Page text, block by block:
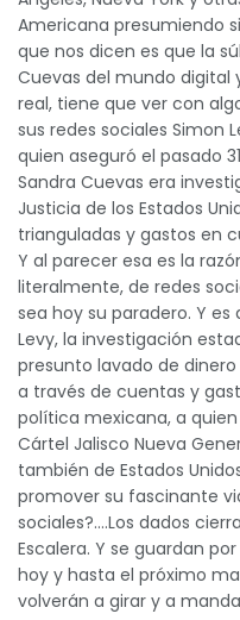
Americana presumiendo
que nos dicen es que la
Cuevas del mundo
real, tiene que ver con
sus redes sociales Simon
quien aseguró el pasado
Sandra Cuevas era
Justicia de los Estados
trianguladas y gastos en
Y al parecer esa es la
literalmente, de redes
sea hoy su paradero. Y
Levy, la investigación
presunto lavado de
a través de cuentas y
política mexicana, a
Cártel Jalisco Nueva
también de Estados
promover su fascinante
sociales?….Los dados
Escalera. Y se guardan
hoy y hasta el próximo
volverán a girar y a